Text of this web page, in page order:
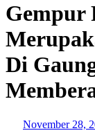
Gempur
Di
November 28,